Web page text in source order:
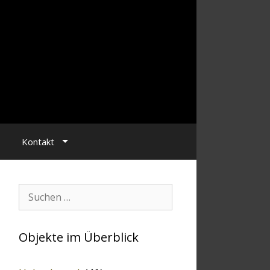
Kontakt
Suchen:
Objekte im Überblick